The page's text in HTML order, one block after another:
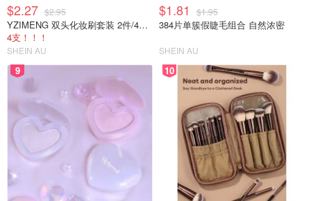
$2.27 $2.95
YZIMENG 双头化妆刷套装 2件/4件 柔软刷毛
4支！！！
SHEIN AU
$1.81 $1.95
384片单簇假睫毛组合 自然浓密
SHEIN AU
9 10